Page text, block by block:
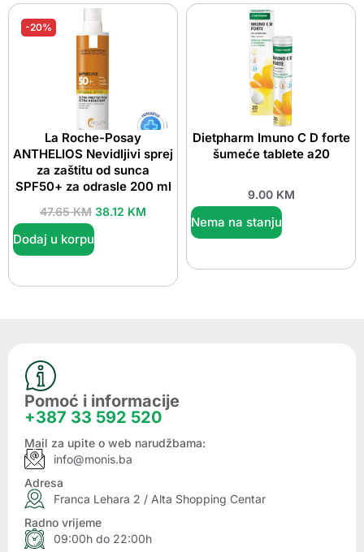
-20%
La Roche-Posay
ANTHELIOS Nevidljivi sprej
za zaštitu od sunca
SPF50+ za odrasle 200 ml
47.65KM 38.12 KM
Dodaj u korpu
Dietpharm Imuno C D forte
šumeće tablete a20
9.00 KM
Nema na stanju
Pomoć i informacije
+387 33 592 520
Mail za upite o web narudžbama:
info@monis.ba
Adresa
Franca Lehara 2 / Alta Shopping Centar
Radno vrijeme
09:00h do 22:00h